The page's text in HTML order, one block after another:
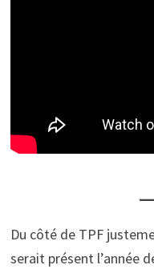
Du côté de TPF
serait présent l’année